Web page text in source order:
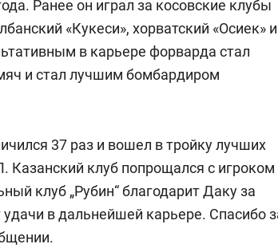
Ранее он играл за косовские клубы
«Кукеси», хорватский «Осиек» и
в карьере форварда стал
и стал лучшим бомбардиром
37 раз и вошел в тройку лучших
Казанский клуб попрощался с игроком
клуб „Рубин“ благодарит Даку за
в дальнейшей карьере. Спасибо